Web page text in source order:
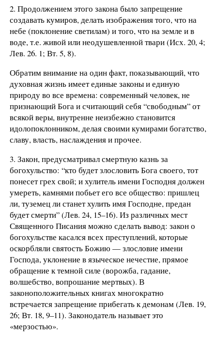
2. Продолжением этого закона было запрещение
создавать кумиров, делать изображения того, что на
небе (поклонение светилам) и того, что на земле и в
воде, т.е. живой или неодушевленной твари (Исх. 20, 4;
Лев. 26. 1; Вт. 5, 8).
Обратим внимание на один факт, показывающий, что
духовная жизнь имеет единые законы и единую
природу во все времена: современный человек, не
признающий Бога и считающий себя “свободным” от
всякой веры, внутренне неизбежно становится
идолопоклонником, делая своими кумирами богатство,
славу, власть, наслаждения и прочее.
3. Закон, предусматривал смертную казнь за
богохульство: “кто будет злословить Бога своего, тот
понесет грех свой; и хулитель имени Господня должен
умереть, камнями побьет его все общество: пришлец
ли, туземец ли станет хулить имя Господне, предан
будет смерти” (Лев. 24, 15–16). Из различных мест
Священного Писания можно сделать вывод: закон о
богохульстве касался всех преступлений, которые
оскорбляли святость Божию — злословие имени
Господа, уклонение в языческое нечестие, прямое
обращение к темной силе (ворожба, гадание,
волшебство, вопрошание мертвых). В
законоположительных книгах многократно
встречается запрещение прибегать к демонам (Лев. 19,
26; Вт. 18, 9–11). Законодатель называет это
«мерзостью».